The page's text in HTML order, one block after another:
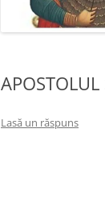
Lasă un răspuns